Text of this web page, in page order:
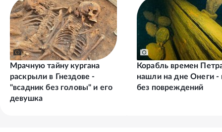
Мрачную тайну кургана
раскрыли в Гнездове -
"всадник без головы" и его
девушка
Корабль времен
нашли на дне Онеги -
без повреждений